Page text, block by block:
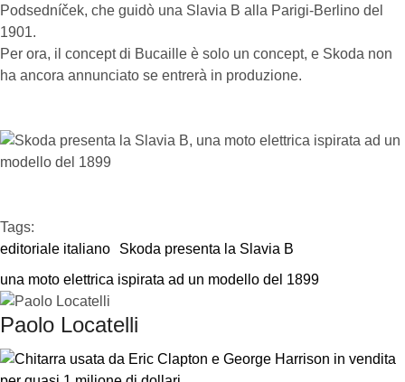
Podsedníček, che guidò una Slavia B alla Parigi-Berlino del
1901.
Per ora, il concept di Bucaille è solo un concept, e Skoda non
ha ancora annunciato se entrerà in produzione.
Tags:
editoriale italiano
Skoda presenta la Slavia B
una moto elettrica ispirata ad un modello del 1899
Paolo Locatelli